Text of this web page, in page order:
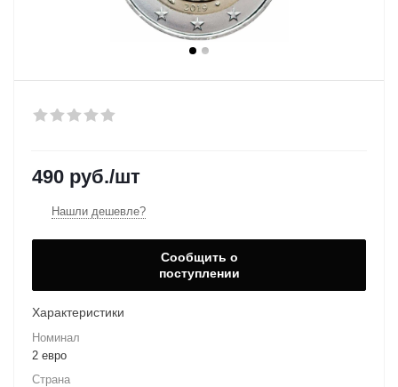
490 руб./шт
Нашли дешевле?
Сообщить о
поступлении
Характеристики
Номинал
2 евро
Страна